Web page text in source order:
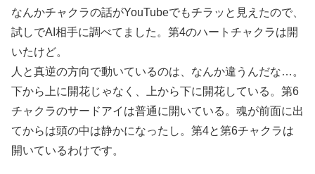
なんかチャクラの話がYouTubeでもチラッと見えたので、
試しでAI相手に調べてました。第4のハートチャクラは開
いたけど。
人と真逆の方向で動いているのは、なんか違うんだな…。
下から上に開花じゃなく、上から下に開花している。第6
チャクラのサードアイは普通に開いている。魂が前面に出
てからは頭の中は静かになったし。第4と第6チャクラは
開いているわけです。